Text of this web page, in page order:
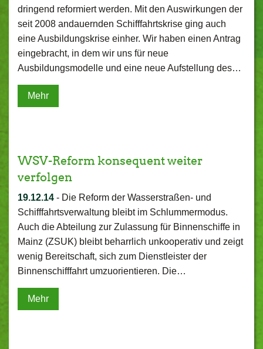
dringend reformiert werden. Mit den Auswirkungen der
seit 2008 andauernden Schifffahrtskrise ging auch
eine Ausbildungskrise einher. Wir haben einen Antrag
eingebracht, in dem wir uns für neue
Ausbildungsmodelle und eine neue Aufstellung des…
Mehr
WSV-Reform konsequent weiter
verfolgen
19.12.14 - Die Reform der Wasserstraßen- und
Schifffahrtsverwaltung bleibt im Schlummermodus.
Auch die Abteilung zur Zulassung für Binnenschiffe in
Mainz (ZSUK) bleibt beharrlich unkooperativ und zeigt
wenig Bereitschaft, sich zum Dienstleister der
Binnenschifffahrt umzuorientieren. Die…
Mehr